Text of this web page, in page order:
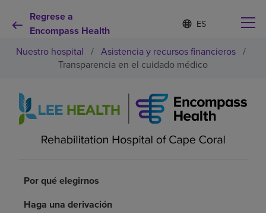
Regrese a
Encompass Health
Lista
de
idiomas
contraída
d
o
m
e
l
e
c
Por qué debe elegirnos
Servicios de rehabilitación
Recursos de salud
Nuestro hospital / Asistencia y recursos financieros /
Transparencia en el cuidado médico
Por qué elegirnos
Haga una derivación